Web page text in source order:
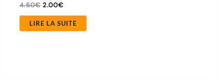
4.50€ 2.00€
LIRE LA SUITE